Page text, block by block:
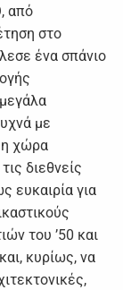
από
στo
ένα σπάνιο
με
η χώρα
διεθνείς
ευκαιρία για
του ’50 και
κυρίως, να